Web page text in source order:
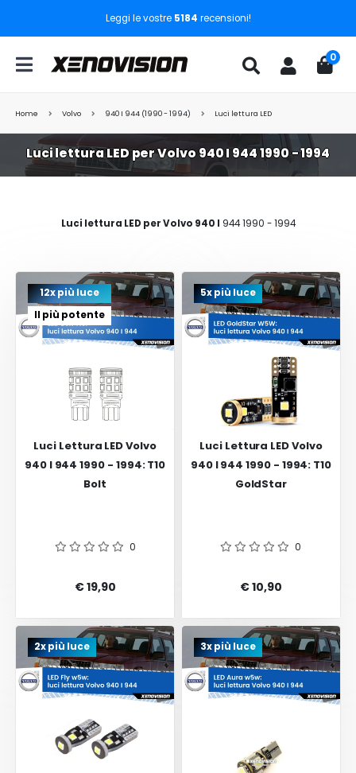
Leggi le vostre 5184 recensioni!
0
Home Volvo 940 I 944 (1990 - 1994) Luci lettura LED
Luci lettura LED per Volvo 940 I 944 1990 - 1994
Luci lettura LED per Volvo 940 I 944 1990 - 1994
12x più luce
Il più potente
Luci Lettura LED Volvo
940 I 944 1990 - 1994: T10
Bolt
0
€ 19,90
5x più luce
Luci Lettura LED Volvo
940 I 944 1990 - 1994: T10
GoldStar
0
€ 10,90
2x più luce 3x più luce